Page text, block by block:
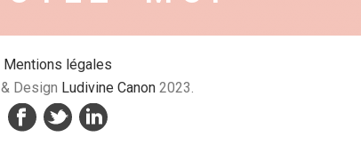
Mentions légales
Design Ludivine Canon2023.